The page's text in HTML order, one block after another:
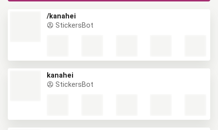
/kanahei
StickersBot
kanahei
StickersBot